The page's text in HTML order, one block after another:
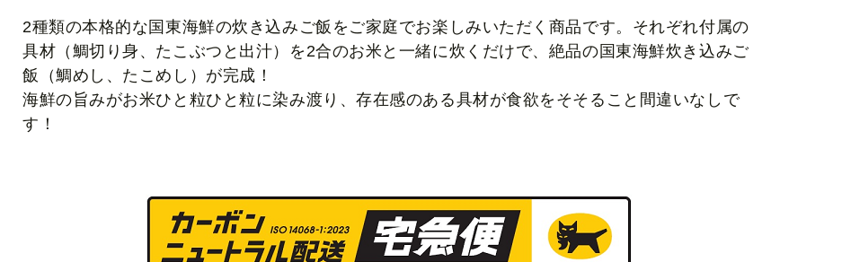
2種類の本格的な国東海鮮の炊き込みご飯をご家庭でお楽しみいただく商品です。それぞれ付属の
具材（鯛切り身、たこぶつと出汁）を2合のお米と一緒に炊くだけで、絶品の国東海鮮炊き込みご
飯（鯛めし、たこめし）が完成！
海鮮の旨みがお米ひと粒ひと粒に染み渡り、存在感のある具材が食欲をそそること間違いなしで
す！